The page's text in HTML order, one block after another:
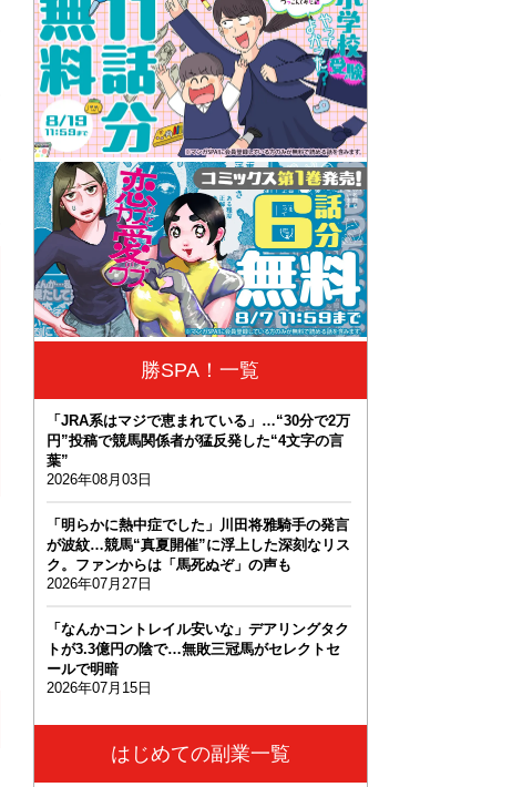
勝SPA！一覧
「JRA系はマジで恵まれている」…“30分で2万
円”投稿で競馬関係者が猛反発した“4文字の言
葉”
2026年08月03日
「明らかに熱中症でした」川田将雅騎手の発言
が波紋…競馬“真夏開催”に浮上した深刻なリス
ク。ファンからは「馬死ぬぞ」の声も
2026年07月27日
「なんかコントレイル安いな」デアリングタク
トが3.3億円の陰で…無敗三冠馬がセレクトセ
ールで明暗
2026年07月15日
はじめての副業一覧